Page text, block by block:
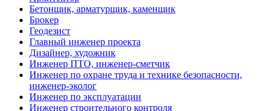
Бетонщик, арматурщик, каменщик
Брокер
Геодезист
Главный инженер проекта
Дизайнер, художник
Инженер ПТО, инженер-сметчик
Инженер по охране труда и технике безопасности,
инженер-эколог
Инженер по эксплуатации
Инженер строительного контроля